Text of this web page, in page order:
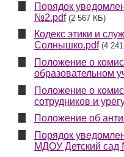
Порядок
№2.pdf (2 567 КБ)
Кодекс этики и
Солнышко.pdf (4
Положение о
образовательном
Положение о
сотрудников и
Положение об
Порядок
МДОУ Детский сад